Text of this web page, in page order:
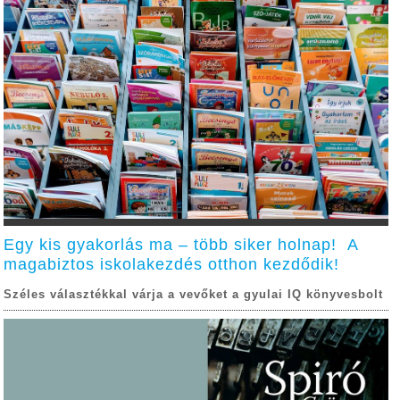
Egy kis gyakorlás ma – több siker holnap! A
magabiztos iskolakezdés otthon kezdődik!
Széles választékkal várja a vevőket a gyulai IQ könyvesbolt